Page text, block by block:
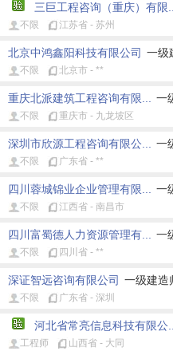
三巨工程咨询（重庆）有限...
不限
江苏省 - 苏州
北京中鸿鑫阳科技有限公司 一级
不限
北京市 - **
重庆北派建筑工程咨询有限... 一
不限
重庆市 - 九龙坡区
深圳市欣源工程咨询有限公... 一
不限
广东省 - **
四川蓉城锦业企业管理有限... 一
不限
江西省 - 南昌市
四川富蜀德人力资源管理有... 一
不限
四川省 - **
深证智远咨询有限公司 一级建造
不限
广东省 - 深圳
河北省常亮信息科技有限公...
工程师
山西省 - 大同